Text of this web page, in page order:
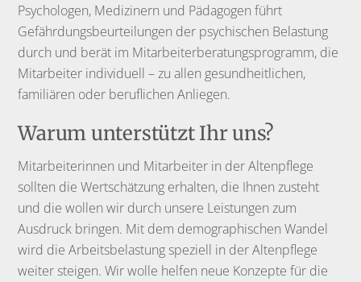
Psychologen, Medizinern und Pädagogen führt
Gefährdungsbeurteilungen der psychischen Belastung
durch und berät im Mitarbeiterberatungsprogramm, die
Mitarbeiter individuell – zu allen gesundheitlichen,
familiären oder beruflichen Anliegen.
Warum unterstützt Ihr uns?
Mitarbeiterinnen und Mitarbeiter in der Altenpflege
sollten die Wertschätzung erhalten, die Ihnen zusteht
und die wollen wir durch unsere Leistungen zum
Ausdruck bringen. Mit dem demographischen Wandel
wird die Arbeitsbelastung speziell in der Altenpflege
weiter steigen. Wir wolle helfen neue Konzepte für die